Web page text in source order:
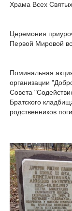
Храма Всех
Церемония
Первой Мировой
Поминальная
организации
Совета
Братского
родственников